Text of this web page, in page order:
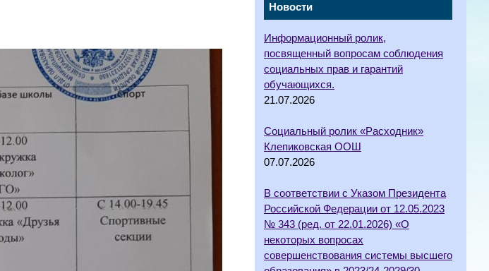
Новости
Информационный ролик,
посвященный вопросам соблюдения
социальных прав и гарантий
обучающихся.
21.07.2026
Социальный ролик «Расходник»
Клепиковская ООШ
07.07.2026
В соответствии с Указом Президента
Российской Федерации от 12.05.2023
№ 343 (ред. от 22.01.2026) «О
некоторых вопросах
совершенствования системы высшего